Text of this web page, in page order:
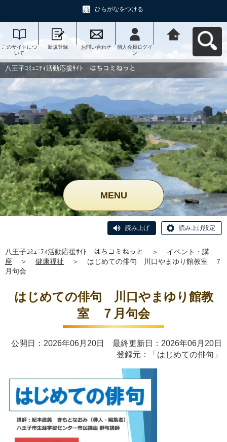
ひらがなをつける
このサイトにつ
いて
新規登録 お問い合わせ
個人会員ログイ
ン
動応援ｻｲﾄ はち
コミねっとへ戻
八王子ｺﾐｭﾆﾃｨ活動応援ｻｲﾄ はちコミねっと
MENU
読み上げ 読み上げ設定
八王子ｺﾐｭﾆﾃｨ活動応援ｻｲﾄ はちコミねっと ＞
イベント・講
座
＞ 健康福祉 ＞
はじめての俳句 川口やまゆり館教室 ７
月句会
はじめての俳句 川口やまゆり館教
室 ７月句会
公開日：2026年06月20日 最終更新日：2026年06月20日
登録元：「 はじめての俳句 」